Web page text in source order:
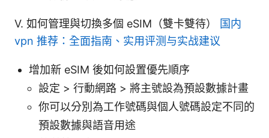
V. 如何管理與切換多個 eSIM（雙卡雙待）
国内
vpn 推荐：全面指南、实用评测与实战建议
增加新 eSIM 後如何設置優先順序
設定 > 行動網路 > 將主號設為預設數據計畫
你可以分別為工作號碼與個人號碼設定不同的
預設數據與語音用途